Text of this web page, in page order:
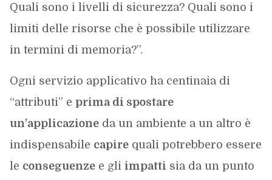
Quali sono i livelli di sicurezza? Quali sono i
limiti delle risorse che è possibile utilizzare
in termini di memoria?”.
Ogni servizio applicativo ha centinaia di
“attributi” e prima di spostare
un’applicazioneda un ambiente a un altro è
indispensabile capirequali potrebbero essere
le conseguenzee gli impatti sia da un punto